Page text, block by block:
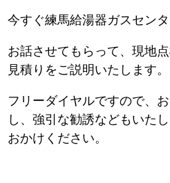
今すぐ練馬給湯器ガスセン
お話させてもらって、現地
見積りをご説明いたします。
フリーダイヤルですので、
し、強引な勧誘などもいた
おかけください。